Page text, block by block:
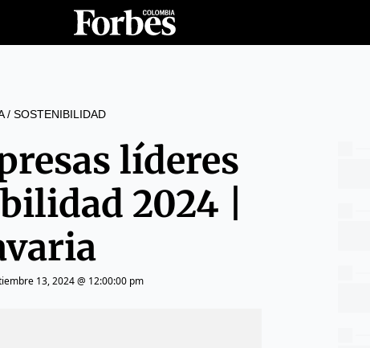
/ SOSTENIBILIDAD
líderes
2024 |
13, 2024 @ 12:00:00 pm